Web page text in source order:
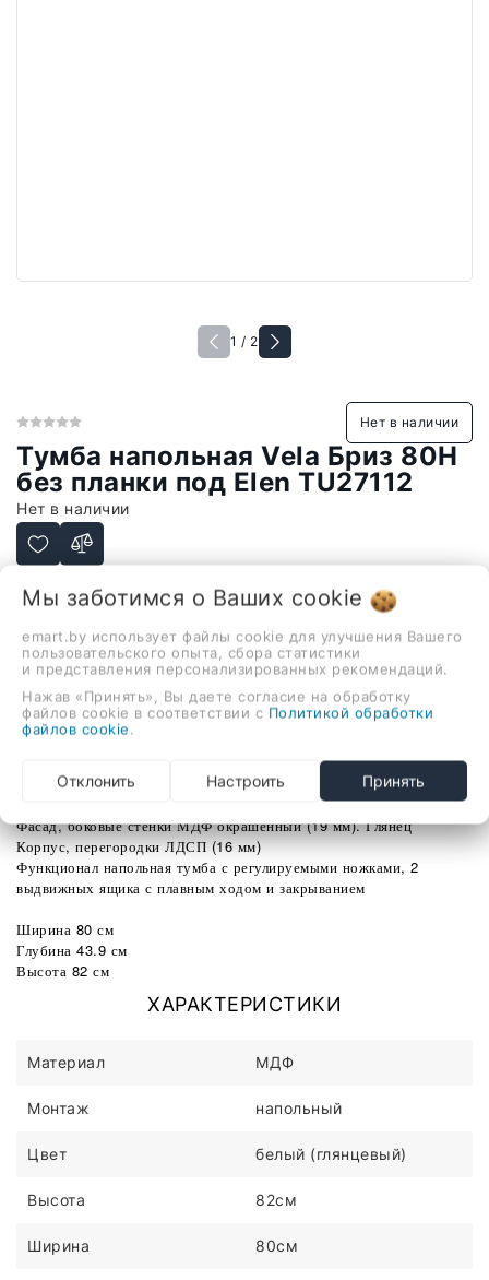
1 / 2
Нет в наличии
Тумба напольная Vela Бриз 80Н
без планки под Elen TU27112
Нет в наличии
- +
В корзину
Тумба напольная Vela Бриз 80Н без планки под Elen TU27112
Фасад, боковые стенки МДФ окрашенный (19 мм). Глянец
Корпус, перегородки ЛДСП (16 мм)
Функционал напольная тумба с регулируемыми ножками, 2
выдвижных ящика с плавным ходом и закрыванием
Ширина 80 см
Глубина 43.9 см
Высота 82 см
ХАРАКТЕРИСТИКИ
Материал МДФ
Монтаж напольный
Цвет белый (глянцевый)
Высота 82см
Ширина 80см
Мы заботимся о Ваших cookie
emart.by использует файлы cookie для улучшения Вашего
пользовательского опыта, сбора статистики
и представления персонализированных рекомендаций.
Нажав «Принять», Вы даете согласие на обработку
файлов cookie в соответствии с Политикой обработки
файлов cookie.
Отклонить Настроить Принять